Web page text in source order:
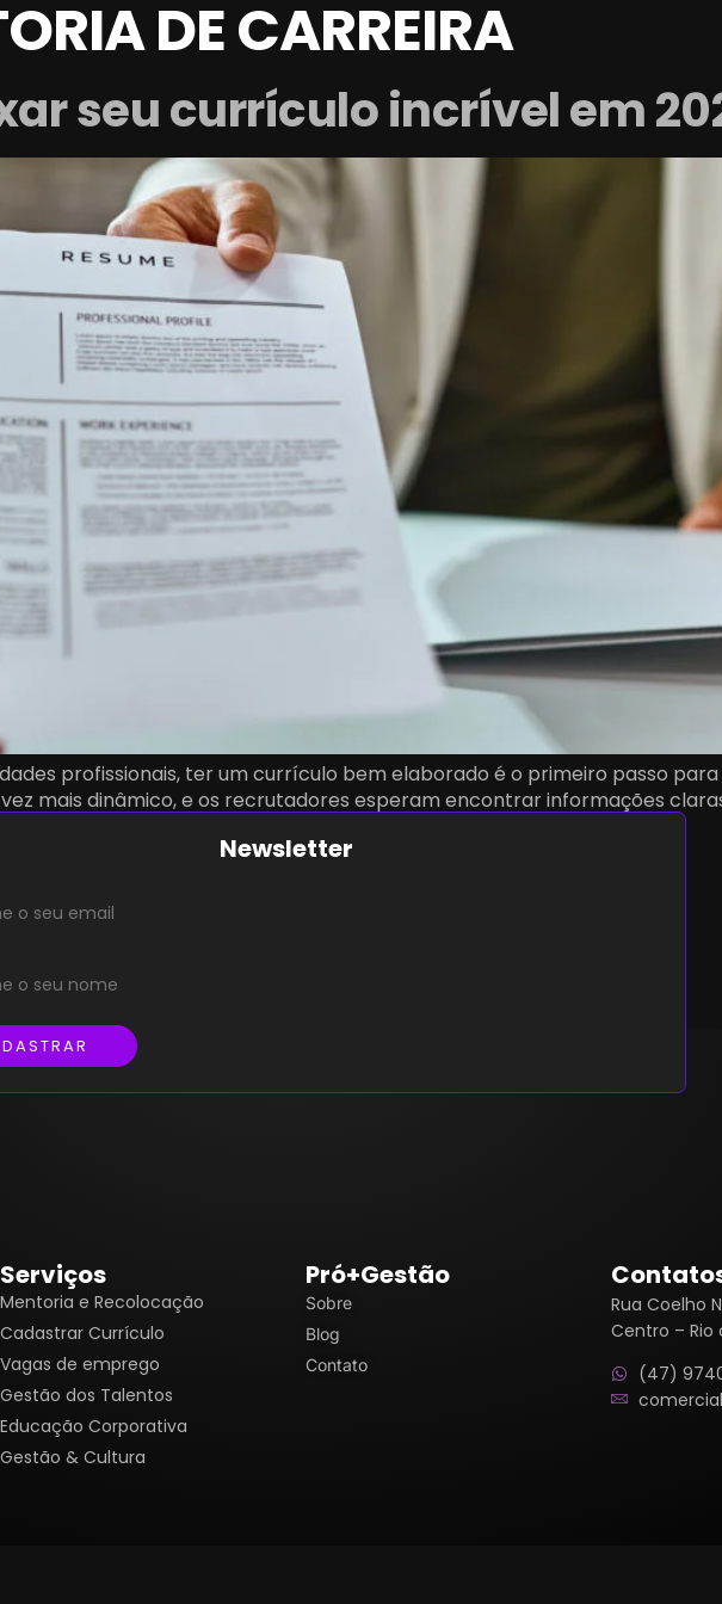
DE CARREIRA
seu currículo incrível em
profissionais, ter um currículo bem elaborado é o primeiro passo
mais dinâmico, e os recrutadores esperam encontrar informações
10 dicas valiosas para você […]
Newsletter
Serviços
Mentoria e Recolocação
Cadastrar Currículo
Vagas de emprego
Gestão dos Talentos
Educação Corporativa
Gestão & Cultura
Pró+Gestão
Sobre
Blog
Contato
Rua Coelho
Centro – Rio
(47)